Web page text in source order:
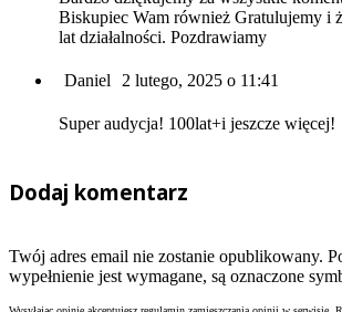
Biskupiec Wam również Gratulujemy i
lat działalności. Pozdrawiamy
Daniel 2 lutego, 2025 o 11:41
Super audycja! 100lat+i jeszcze więcej!
Dodaj komentarz
Twój adres email nie zostanie opublikowany.
wypełnienie jest wymagane, są oznaczone